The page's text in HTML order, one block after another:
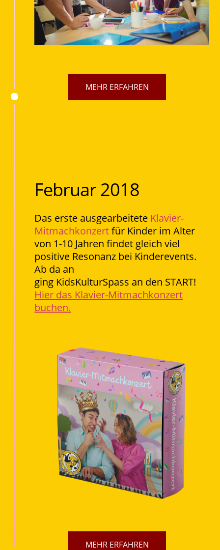
MEHR ERFAHREN
Februar 2018
Das erste ausgearbeitete Klavier-
Mitmachkonzertfür Kinder im Alter
von 1-10 Jahren findet gleich viel
positive Resonanz bei Kinderevents.
Ab da an
ging KidsKulturSpass an den START!
Hier das Klavier-Mitmachkonzert
buchen.
MEHR ERFAHREN